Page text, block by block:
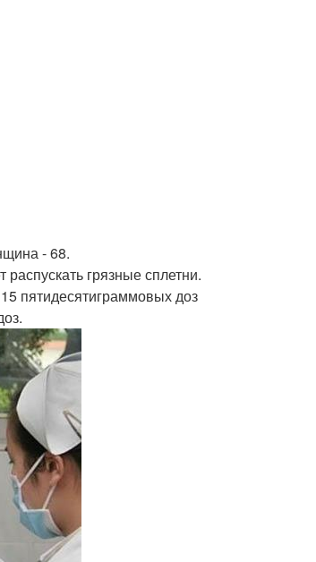
- 68.
грязные сплетни.
пятидесятиграммовых доз